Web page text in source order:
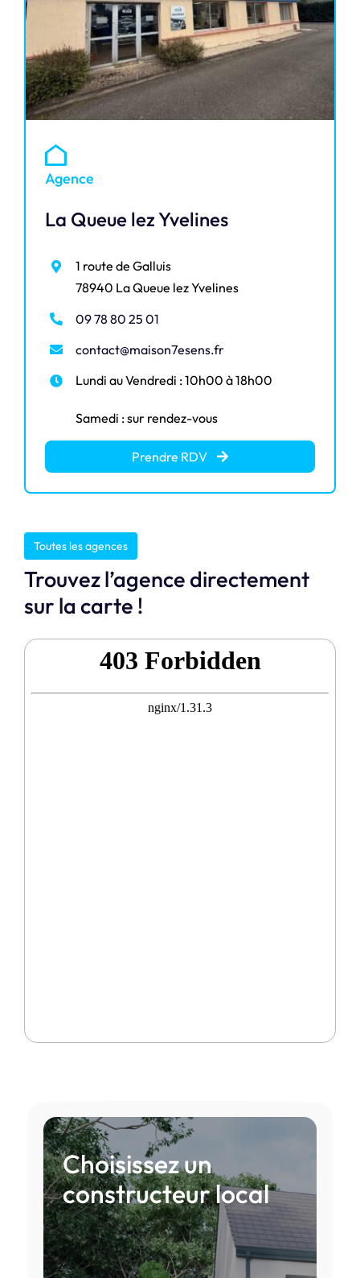
Agence
La Queue lez Yvelines
1 route de Galluis
78940 La Queue lez Yvelines
09 78 80 25 01
contact@maison7esens.fr
Lundi au Vendredi : 10h00 à 18h00
Samedi : sur rendez-vous
Prendre RDV
Toutes les agences
Trouvez l’agence directement
sur la carte !
Choisissez un
constructeur local